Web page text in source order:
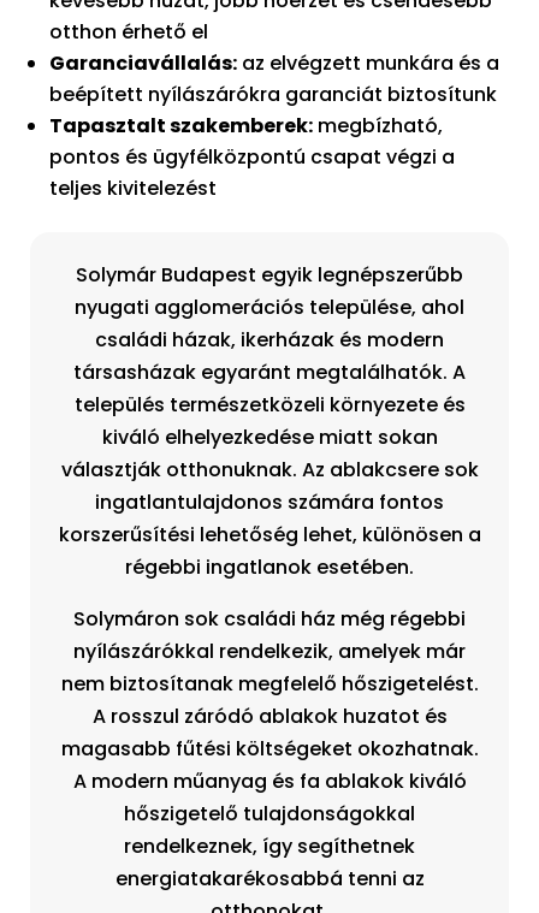
otthon érhető el
Garanciavállalás: az elvégzett munkára és a
beépített nyílászárókra garanciát biztosítunk
Tapasztalt szakemberek: megbízható,
pontos és ügyfélközpontú csapat végzi a
teljes kivitelezést
Solymár Budapest egyik legnépszerűbb
nyugati agglomerációs települése, ahol
családi házak, ikerházak és modern
társasházak egyaránt megtalálhatók. A
település természetközeli környezete és
kiváló elhelyezkedése miatt sokan
választják otthonuknak. Az ablakcsere sok
ingatlantulajdonos számára fontos
korszerűsítési lehetőség lehet, különösen a
régebbi ingatlanok esetében.
Solymáron sok családi ház még régebbi
nyílászárókkal rendelkezik, amelyek már
nem biztosítanak megfelelő hőszigetelést.
A rosszul záródó ablakok huzatot és
magasabb fűtési költségeket okozhatnak.
A modern műanyag és fa ablakok kiváló
hőszigetelő tulajdonságokkal
rendelkeznek, így segíthetnek
energiatakarékosabbá tenni az